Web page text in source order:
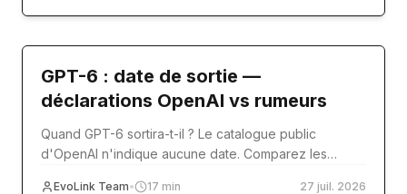
model-release
GPT-6 : date de sortie —
déclarations OpenAI vs rumeurs
Quand GPT-6 sortira-t-il ? Le catalogue public
d'OpenAI n'indique aucune date. Comparez les
EvoLink Team• 17 min 27 juil. 2026